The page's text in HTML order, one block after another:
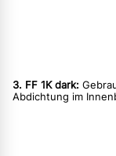
3. FF 1K dark:
Abdichtung im